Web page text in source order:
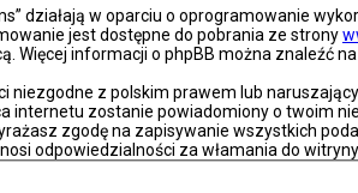
działają w oparciu o oprogramowanie
jest dostępne do pobrania ze strony
Więcej informacji o phpBB można znaleźć
z polskim prawem lub
zostanie powiadomiony o twoim
zgodę na zapisywanie wszystkich
odpowiedzialności za włamania do